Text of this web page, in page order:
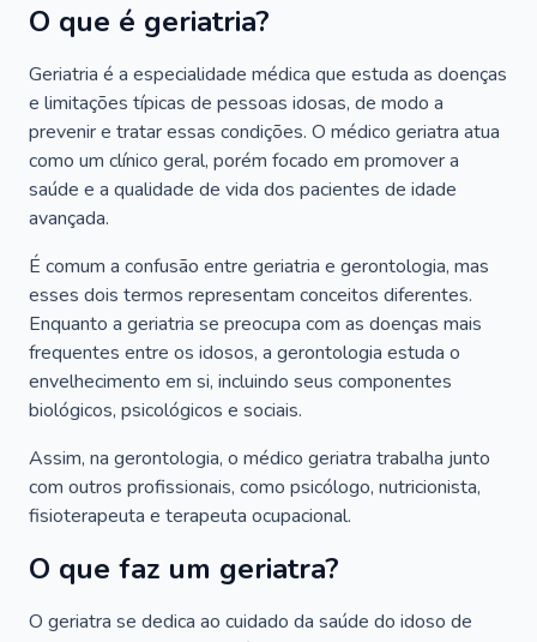
O que é geriatria?
Geriatria é a especialidade médica que estuda as doenças
e limitações típicas de pessoas idosas, de modo a
prevenir e tratar essas condições. O médico geriatra atua
como um clínico geral, porém focado em promover a
saúde e a qualidade de vida dos pacientes de idade
avançada.
É comum a confusão entre geriatria e gerontologia, mas
esses dois termos representam conceitos diferentes.
Enquanto a geriatria se preocupa com as doenças mais
frequentes entre os idosos, a gerontologia estuda o
envelhecimento em si, incluindo seus componentes
biológicos, psicológicos e sociais.
Assim, na gerontologia, o médico geriatra trabalha junto
com outros profissionais, como psicólogo, nutricionista,
fisioterapeuta e terapeuta ocupacional.
O que faz um geriatra?
O geriatra se dedica ao cuidado da saúde do idoso de